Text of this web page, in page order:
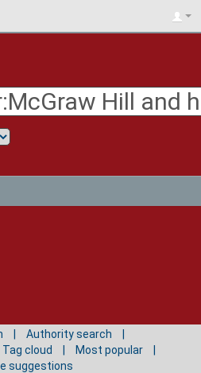
Authority search
Tag cloud
Most popular
suggestions